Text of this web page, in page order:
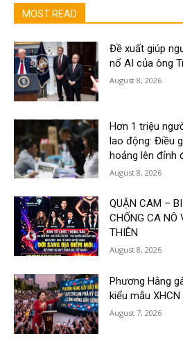
MOST READ
Đề xuất giúp
nổ AI của ông
August 8, 2026
Hơn 1 triệu
lao động: Điều
hoảng lên đỉnh
August 8, 2026
QUẬN CAM –
CHỐNG CA NÔ
THIÊN
August 8, 2026
Phương Hằng
kiểu mẫu
August 7, 2026